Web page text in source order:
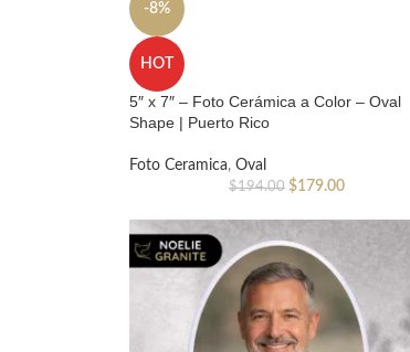
-8%
HOT
5″ x 7″ – Foto Cerámica a Color – Oval
Shape | Puerto Rico
Foto Ceramica, Oval
$194.00 $179.00